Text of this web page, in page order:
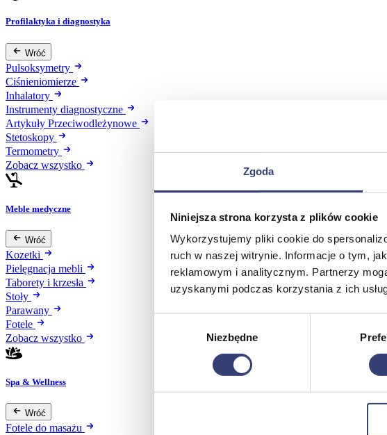
Zgoda
Niniejsza strona korzysta z plików cookie
Wykorzystujemy pliki cookie do
ruch w naszej witrynie. Informacje o tym,
reklamowym i analitycznym. Partnerzy
uzyskanymi podczas korzystania z ich
Niezbędne
Profilaktyka i diagnostyka
Wróć
Pulsoksymetry
Ciśnieniomierze
Inhalatory
Instrumenty diagnostyczne
Artykuły Przeciwodleżynowe
Stetoskopy
Termometry
Zobacz wszystko
Meble medyczne
Wróć
Kozetki
Pielęgnacja mebli
Taborety i krzesła
Stoły
Parawany
Fotele
Zobacz wszystko
Spa & Wellness
Wróć
Fotele do masażu